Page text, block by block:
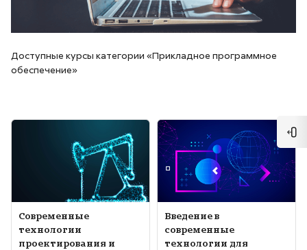
Доступные курсы категории «Прикладное программное
обеспечение»
Изображение курса" Современные технологии
Изображение курса
Название курса
Современные
технологии
проектирования и
Изображение курса" Введение
Изображение курса
Название курса
Введение в
современные
технологии для